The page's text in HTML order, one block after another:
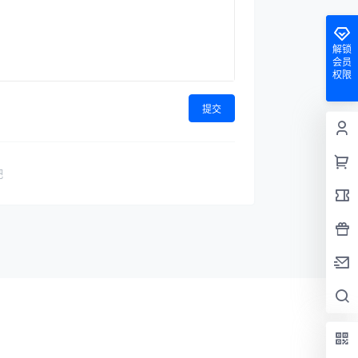
提交
解锁
会员
权限